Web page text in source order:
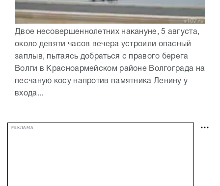
Двое несовершеннолетних накануне, 5 августа,
около девяти часов вечера устроили опасный
заплыв, пытаясь добраться с правого берега
Волги в Красноармейском районе Волгограда на
песчаную косу напротив памятника Ленину у
входа...
РЕКЛАМА